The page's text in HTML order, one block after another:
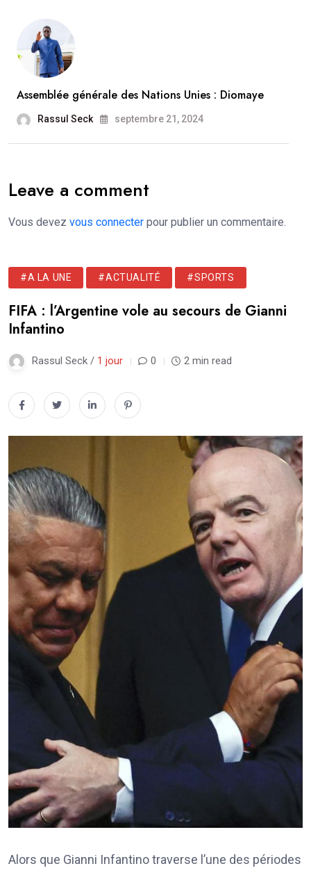
Assemblée générale des Nations Unies : Diomaye
Rassul Seck septembre 21, 2024
Leave a comment
Vous devez vous connecter pour publier un commentaire.
#A LA UNE #ACTUALITÉ #SPORTS
FIFA : l’Argentine vole au secours de Gianni
Infantino
Rassul Seck / 1 jour 0 2 min read
Alors que Gianni Infantino traverse l’une des périodes